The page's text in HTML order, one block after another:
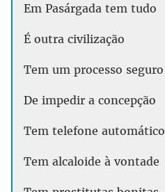
Em Pasárgada tem tudo
É outra civilização
Tem um processo seguro
De impedir a concepção
Tem telefone automático
Tem alcaloide à vontade